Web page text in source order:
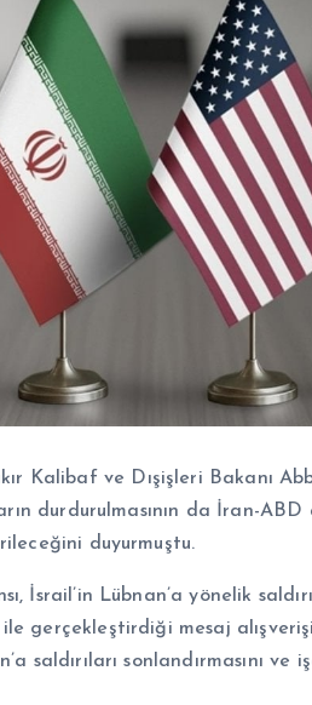
Kalibaf ve Dışişleri Bakanı
durdurulmasının da İran-
duyurmuştu.
İsrail’in Lübnan’a yönelik
ile gerçekleştirdiği mesaj
saldırıları sonlandırmasını